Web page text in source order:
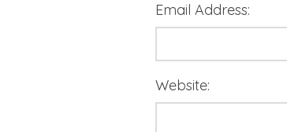
Email Address:
Website: